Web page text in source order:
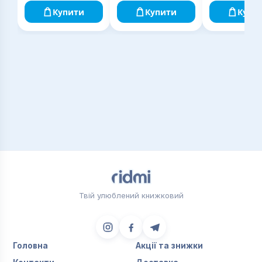
Купити
Купити
Твій улюблений книжковий
Головна
Акції та знижки